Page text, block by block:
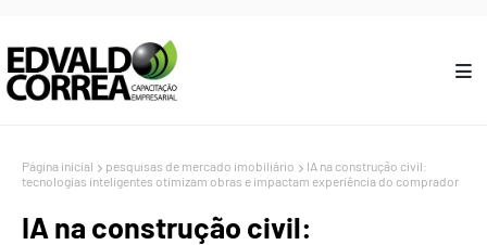
Página inicial pesquisas de mercado imobiliário
IA na construção civil:
tecnologias inteligentes otimizam obras e impactam experiência do comprador
IA na construção civil: